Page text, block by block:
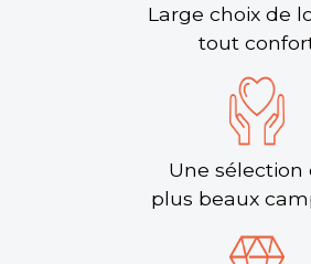
Large choix de
tout
Une sélection
plus beaux